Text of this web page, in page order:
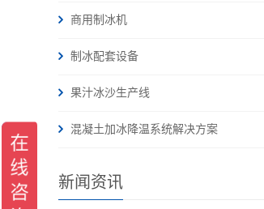
商用制冰机
制冰配套设备
果汁冰沙生产线
混凝土加冰降温系统解决方案
新闻资讯